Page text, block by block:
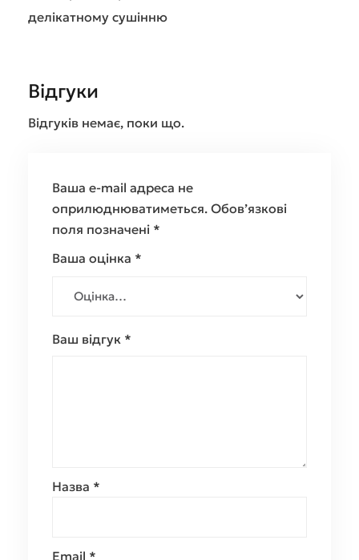
делікатному сушінню
Відгуки
Відгуків немає, поки що.
Ваша e-mail адреса не
оприлюднюватиметься. Обов’язкові
поля позначені *
Ваша оцінка *
Ваш відгук *
Назва *
Email *